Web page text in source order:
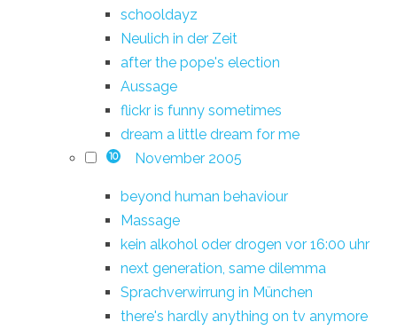
schooldayz
Neulich in der Zeit
after the pope's election
Aussage
flickr is funny sometimes
dream a little dream for me
10 November 2005
beyond human behaviour
Massage
kein alkohol oder drogen vor 16:00 uhr
next generation, same dilemma
Sprachverwirrung in München
there's hardly anything on tv anymore